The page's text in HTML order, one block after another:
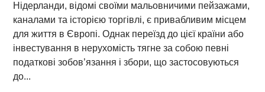
Нідерланди, відомі своїми мальовничими пейзажами,
каналами та історією торгівлі, є привабливим місцем
для життя в Європі. Однак переїзд до цієї країни або
інвестування в нерухомість тягне за собою певні
податкові зобов’язання і збори, що застосовуються
до...